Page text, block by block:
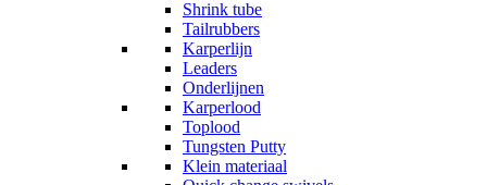
Shrink tube
Tailrubbers
Karperlijn
Leaders
Onderlijnen
Karperlood
Toplood
Tungsten Putty
Klein materiaal